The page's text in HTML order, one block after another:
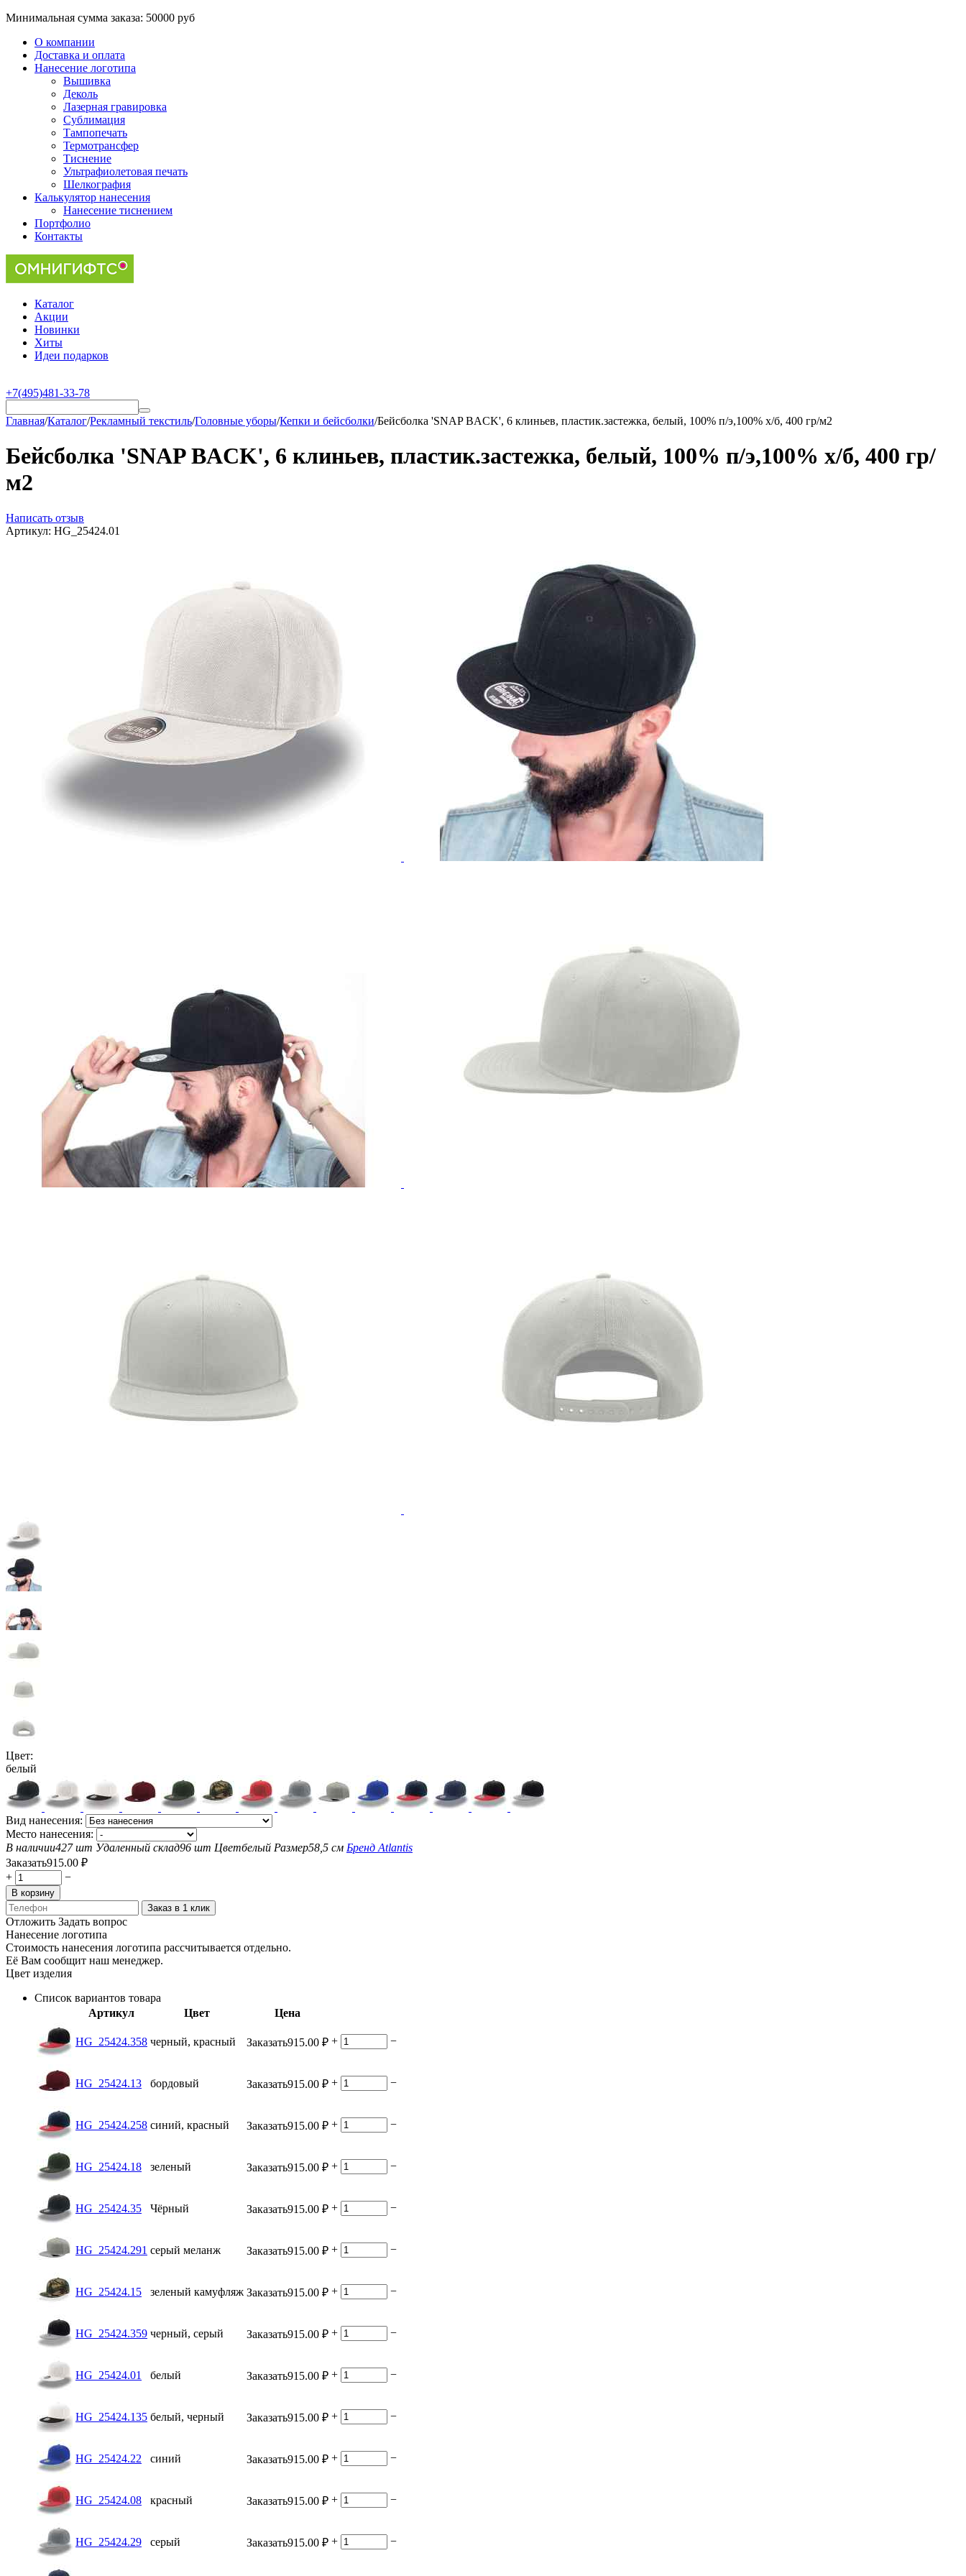
Минимальная сумма заказа: 50000 руб
О компании
Доставка и оплата
Нанесение логотипа
Вышивка
Деколь
Лазерная гравировка
Сублимация
Тампопечать
Термотрансфер
Тиснение
Ультрафиолетовая печать
Шелкография
Калькулятор нанесения
Нанесение тиснением
Портфолио
Контакты
Каталог
Акции
Новинки
Хиты
Идеи подарков
+7(495)481-33-78
Главная/Каталог/Рекламный текстиль/Головные уборы/Кепки и бейсболки/Бейсболка 'SNAP BACK', 6 клиньев, пластик.застежка, белый, 100% п/э,100% х/б, 400 гр/м2
Бейсболка 'SNAP BACK', 6 клиньев, пластик.застежка, белый, 100% п/э,100% х/б, 400 гр/
м2
Написать отзыв
Артикул: HG_25424.01
Цвет:
белый
Вид нанесения:
Место нанесения:
В наличии427 шт Удаленный склад96 шт Цветбелый Размер58,5 см Бренд Atlantis
Заказать915.00 ₽
+
−
В корзину
Заказ в 1 клик
Отложить Задать вопрос
Нанесение логотипа
Стоимость нанесения логотипа рассчитывается отдельно.
Её Вам сообщит наш менеджер.
Цвет изделия
Список вариантов товара
Артикул
Цвет Цена
HG_25424.358 черный, красный Заказать915.00 ₽ + −
HG_25424.13 бордовый Заказать915.00 ₽ + −
HG_25424.258 синий, красный Заказать915.00 ₽ + −
HG_25424.18 зеленый Заказать915.00 ₽ + −
HG_25424.35 Чёрный Заказать915.00 ₽ + −
HG_25424.291 серый меланж Заказать915.00 ₽ + −
HG_25424.15 зеленый камуфляж Заказать915.00 ₽ + −
HG_25424.359 черный, серый Заказать915.00 ₽ + −
HG_25424.01 белый Заказать915.00 ₽ + −
HG_25424.135 белый, черный Заказать915.00 ₽ + −
HG_25424.22 синий Заказать915.00 ₽ + −
HG_25424.08 красный Заказать915.00 ₽ + −
HG_25424.29 серый Заказать915.00 ₽ + −